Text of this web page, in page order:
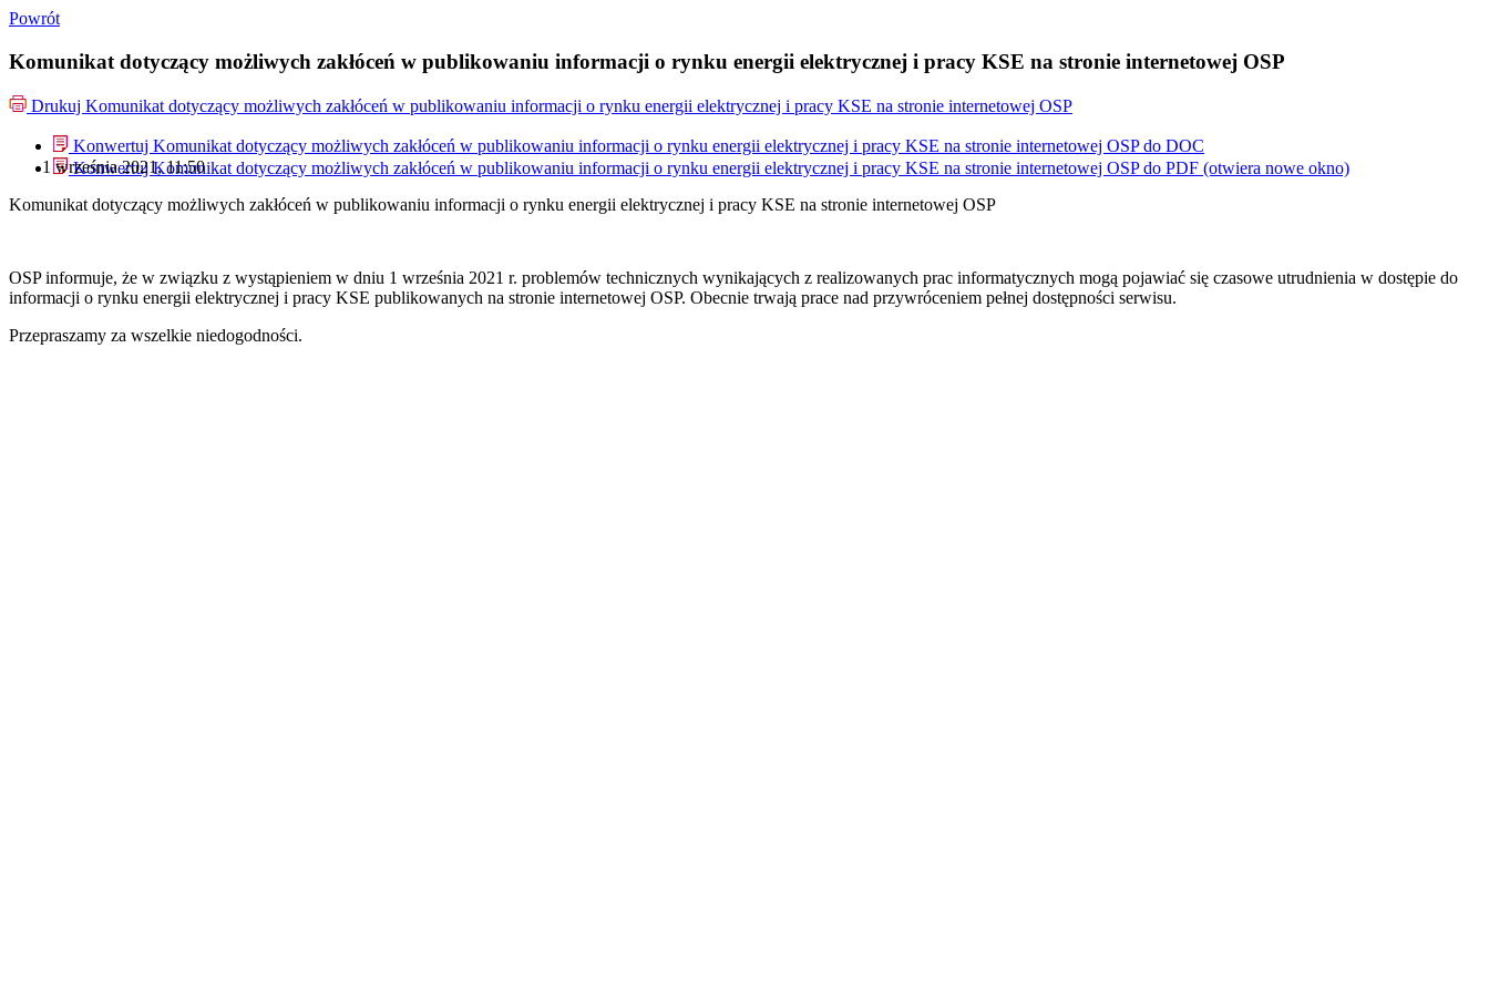
Powrót
Komunikat dotyczący możliwych zakłóceń w publikowaniu informacji o rynku energii elektrycznej i pracy KSE na stronie internetowej OSP
Drukuj Komunikat dotyczący możliwych zakłóceń w publikowaniu informacji o rynku energii elektrycznej i pracy KSE na stronie internetowej OSP
Konwertuj Komunikat dotyczący możliwych zakłóceń w publikowaniu informacji o rynku energii elektrycznej i pracy KSE na stronie internetowej OSP do DOC
Konwertuj Komunikat dotyczący możliwych zakłóceń w publikowaniu informacji o rynku energii elektrycznej i pracy KSE na stronie internetowej OSP do PDF (otwiera nowe okno)
1 września 2021, 11:50
Komunikat dotyczący możliwych zakłóceń w publikowaniu informacji o rynku energii elektrycznej i pracy KSE na stronie internetowej OSP
OSP informuje, że w związku z wystąpieniem w dniu 1 września 2021 r. problemów technicznych wynikających z realizowanych prac informatycznych mogą pojawiać się czasowe utrudnienia w dostępie do
informacji o rynku energii elektrycznej i pracy KSE publikowanych na stronie internetowej OSP. Obecnie trwają prace nad przywróceniem pełnej dostępności serwisu.
Przepraszamy za wszelkie niedogodności.